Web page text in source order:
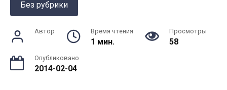
Без рубрики
Автор Время чтения
1 мин.
Просмотры
58
Опубликовано
2014-02-04